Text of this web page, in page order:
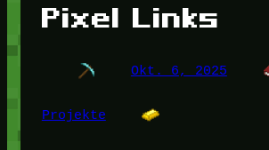
Pixel Links
Okt. 6, 2025
Projekte